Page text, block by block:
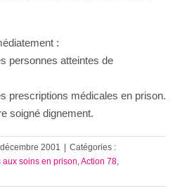
:
personnes atteintes de
prescriptions médicales en prison.
soigné dignement.
2001 | Catégories :
aux soins en prison Action 78